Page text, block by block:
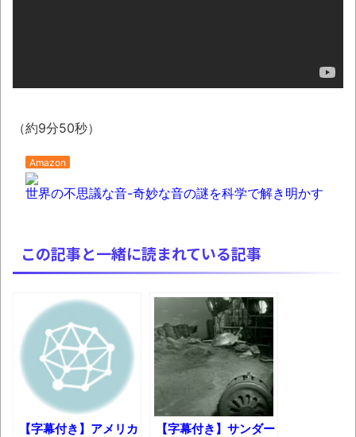
50歳になりました
凡庸な悪
変身。
お前らの身体の悩み教えてくれ
ュアなどが当たる記念くじが登場です
みんななんだかんだ言ってお金持ってんじ
ゃん
「アメリカのヤンキーがアジア人にケンカ
を売った結果ｗｗｗ」 ほか
【読書感想】山野辺太郎『いつか深い穴に
落ちるまで』
映画ちいかわ観に行ったので感想を書きま
（約9分50秒）
Amazon
世界の不思議な音-奇妙な音の謎を科学で解き明かす
この記事と一緒に読まれている記事
【字幕付き】アメリカ
【字幕付き】サンダー